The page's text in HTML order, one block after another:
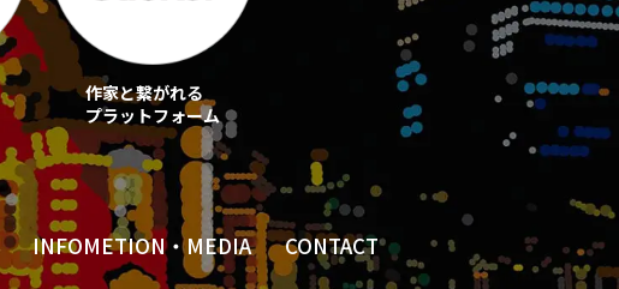
作家と繋がれる
プラットフォーム
INFOMETION・MEDIA CONTACT